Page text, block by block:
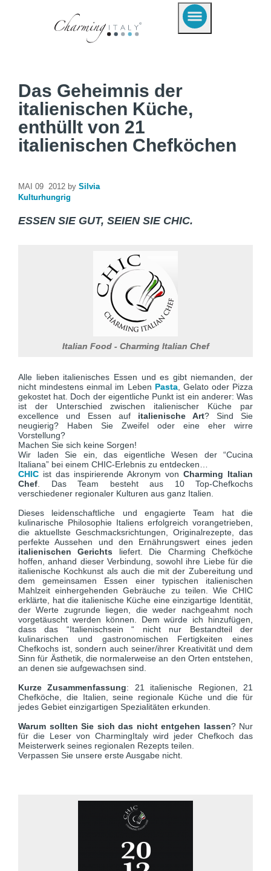
Das Geheimnis der
italienischen Küche,
enthüllt von 21
italienischen Chefköchen
MAI 09 2012 by Silvia
Kulturhungrig
ESSEN SIE GUT, SEIEN SIE CHIC.
Italian Food - Charming Italian Chef
Alle lieben italienisches Essen und es gibt niemanden, der
nicht mindestens einmal im Leben Pasta, Gelato oder Pizza
gekostet hat. Doch der eigentliche Punkt ist ein anderer: Was
ist der Unterschied zwischen italienischer Küche par
excellence und Essen auf italienische Art? Sind Sie
neugierig? Haben Sie Zweifel oder eine eher wirre
Vorstellung?
Machen Sie sich keine Sorgen!
Wir laden Sie ein, das eigentliche Wesen der “Cucina
Italiana” bei einem CHIC-Erlebnis zu entdecken…
CHIC ist das inspirierende Akronym von Charming Italian
Chef . Das Team besteht aus 10 Top-Chefkochs
verschiedener regionaler Kulturen aus ganz Italien.
Dieses leidenschaftliche und engagierte Team hat die
kulinarische Philosophie Italiens erfolgreich vorangetrieben,
die aktuellste Geschmacksrichtungen, Originalrezepte, das
perfekte Aussehen und den Ernährungswert eines jeden
italienischen Gerichts liefert. Die Charming Chefköche
hoffen, anhand dieser Verbindung, sowohl ihre Liebe für die
italienische Kochkunst als auch die mit der Zubereitung und
dem gemeinsamen Essen einer typischen italienischen
Mahlzeit einhergehenden Gebräuche zu teilen. Wie CHIC
erklärte, hat die italienische Küche eine einzigartige Identität,
der Werte zugrunde liegen, die weder nachgeahmt noch
vorgetäuscht werden können. Dem würde ich hinzufügen,
dass das “Italienischsein “ nicht nur Bestandteil der
kulinarischen und gastronomischen Fertigkeiten eines
Chefkochs ist, sondern auch seiner/ihrer Kreativität und dem
Sinn für Ästhetik, die normalerweise an den Orten entstehen,
an denen sie aufgewachsen sind.
Kurze Zusammenfassung: 21 italienische Regionen, 21
Chefköche, die Italien, seine regionale Küche und die für
jedes Gebiet einzigartigen Spezialitäten erkunden.
Warum sollten Sie sich das nicht entgehen lassen? Nur
für die Leser von CharmingItaly wird jeder Chefkoch das
Meisterwerk seines regionalen Rezepts teilen.
Verpassen Sie unsere erste Ausgabe nicht.